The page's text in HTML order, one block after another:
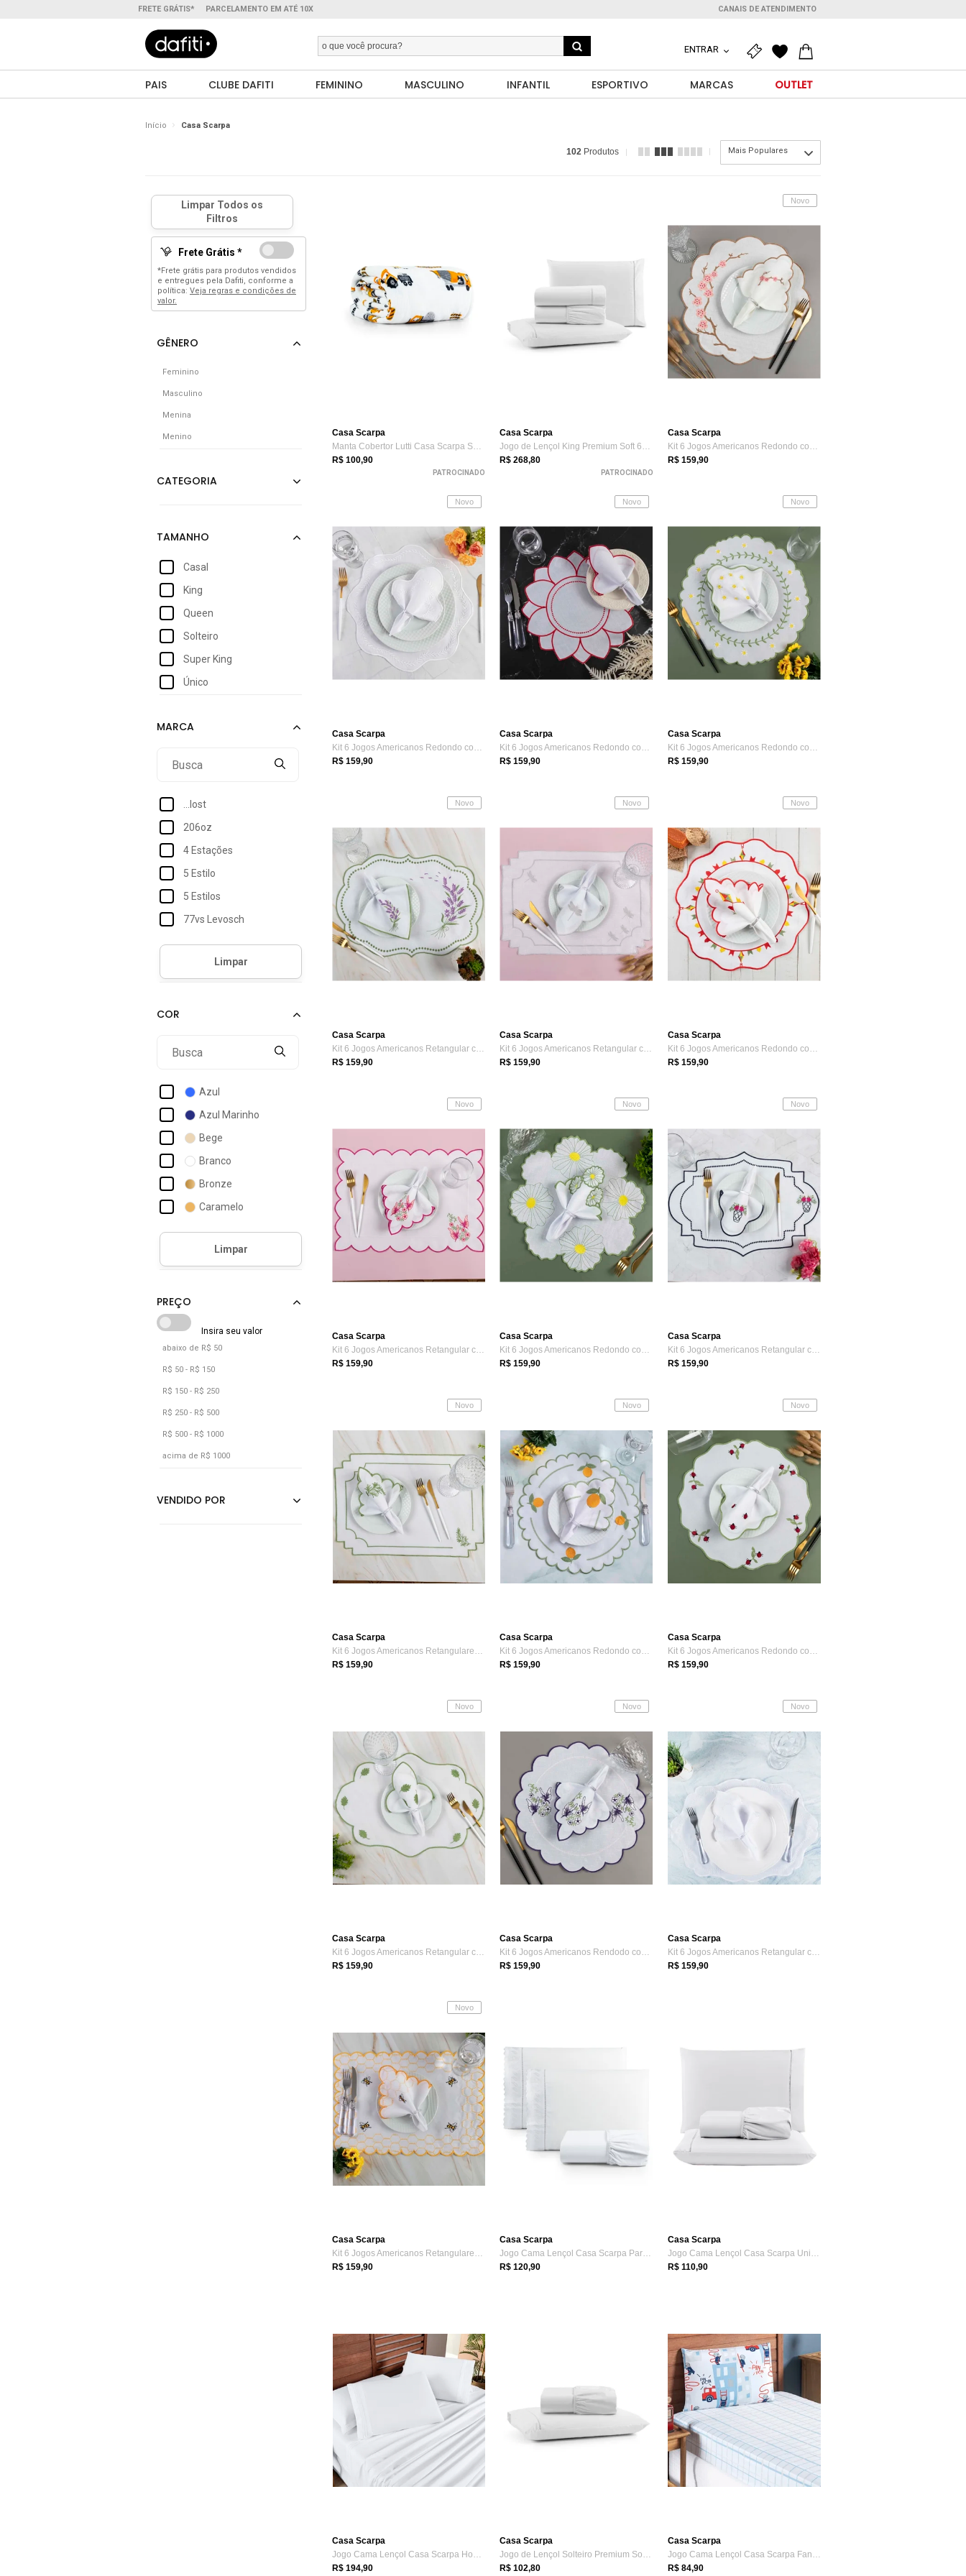
FRETE GRÁTIS* PARCELAMENTO EM ATÉ 10X CANAIS DE ATENDIMENTO
ENTRAR
PAIS CLUBE DAFITI FEMININO MASCULINO INFANTIL ESPORTIVO MARCAS OUTLET
Início Casa Scarpa
102 Produtos Mais Populares
Frete Grátis *
*Frete grátis para produtos vendidos
e entregues pela Dafiti, conforme a
política: Veja regras e condições de
valor.
Feminino
Masculino
Menina
Menino
Casal
King
Queen
Solteiro
Super King
Único
...lost
206oz
4 Estações
5 Estilo
5 Estilos
77vs Levosch
Acostamento
Acostamento Essentials
Ad Life Style
Azul
Azul Marinho
Bege
Branco
Bronze
Caramelo
Cinza
Dourado
Marrom
Multicolorido
Pink
Preto
Rosa
Rosê
Verde
abaixo de R$ 50
R$ 50 - R$ 150
R$ 150 - R$ 250
R$ 250 - R$ 500
R$ 500 - R$ 1000
acima de R$ 1000
Casa Scarpa
Manta Cobertor Lutti Casa Scarpa Solteir...
R$ 100,90
PATROCINADO
Casa Scarpa
Jogo de Lençol King Premium Soft 600 Fio...
R$ 268,80
PATROCINADO
Novo
Casa Scarpa
Kit 6 Jogos Americanos Redondo com Guard...
R$ 159,90
Novo
Casa Scarpa
Kit 6 Jogos Americanos Redondo com Guard...
R$ 159,90
Novo
Casa Scarpa
Kit 6 Jogos Americanos Redondo com Guard...
R$ 159,90
Novo
Casa Scarpa
Kit 6 Jogos Americanos Redondo com Guard...
R$ 159,90
Novo
Casa Scarpa
Kit 6 Jogos Americanos Retangular com Gu...
R$ 159,90
Novo
Casa Scarpa
Kit 6 Jogos Americanos Retangular com Gu...
R$ 159,90
Novo
Casa Scarpa
Kit 6 Jogos Americanos Redondo com Guard...
R$ 159,90
Novo
Casa Scarpa
Kit 6 Jogos Americanos Retangular com Gu...
R$ 159,90
Novo
Casa Scarpa
Kit 6 Jogos Americanos Redondo com Guard...
R$ 159,90
Novo
Casa Scarpa
Kit 6 Jogos Americanos Retangular com Gu...
R$ 159,90
Novo
Casa Scarpa
Kit 6 Jogos Americanos Retangulares com ...
R$ 159,90
Novo
Casa Scarpa
Kit 6 Jogos Americanos Redondo com Guard...
R$ 159,90
Novo
Casa Scarpa
Kit 6 Jogos Americanos Redondo com Guard...
R$ 159,90
Novo
Casa Scarpa
Kit 6 Jogos Americanos Retangular com Gu...
R$ 159,90
Novo
Casa Scarpa
Kit 6 Jogos Americanos Rendodo com Guard...
R$ 159,90
Novo
Casa Scarpa
Kit 6 Jogos Americanos Retangular com Gu...
R$ 159,90
Novo
Casa Scarpa
Kit 6 Jogos Americanos Retangulares com ...
R$ 159,90
Casa Scarpa
Jogo Cama Lençol Casa Scarpa Paris Casal...
R$ 120,90
Casa Scarpa
Jogo Cama Lençol Casa Scarpa Unique King...
R$ 110,90
Casa Scarpa
Jogo Cama Lençol Casa Scarpa Honore Quee...
R$ 194,90
Casa Scarpa
Jogo de Lençol Solteiro Premium Soft 600...
R$ 102,80
Casa Scarpa
Jogo Cama Lençol Casa Scarpa Fantasy Sol...
R$ 84,90